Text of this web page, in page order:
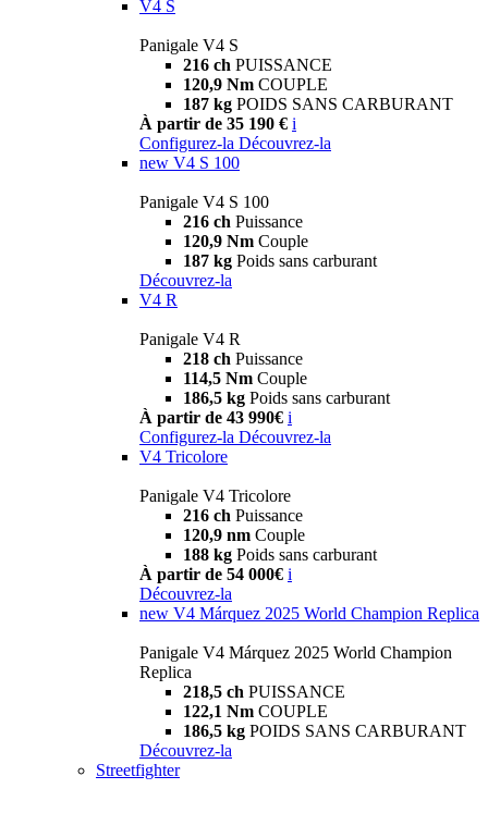
V4 S
Panigale V4 S
216 ch PUISSANCE
120,9 Nm COUPLE
187 kg POIDS SANS CARBURANT
À partir de 35 190 € i
Configurez-la Découvrez-la
new V4 S 100
Panigale V4 S 100
216 ch Puissance
120,9 Nm Couple
187 kg Poids sans carburant
Découvrez-la
V4 R
Panigale V4 R
218 ch Puissance
114,5 Nm Couple
186,5 kg Poids sans carburant
À partir de 43 990€ i
Configurez-la Découvrez-la
V4 Tricolore
Panigale V4 Tricolore
216 ch Puissance
120,9 nm Couple
188 kg Poids sans carburant
À partir de 54 000€ i
Découvrez-la
new V4 Márquez 2025 World Champion Replica
Panigale V4 Márquez 2025 World Champion
Replica
218,5 ch PUISSANCE
122,1 Nm COUPLE
186,5 kg POIDS SANS CARBURANT
Découvrez-la
Streetfighter